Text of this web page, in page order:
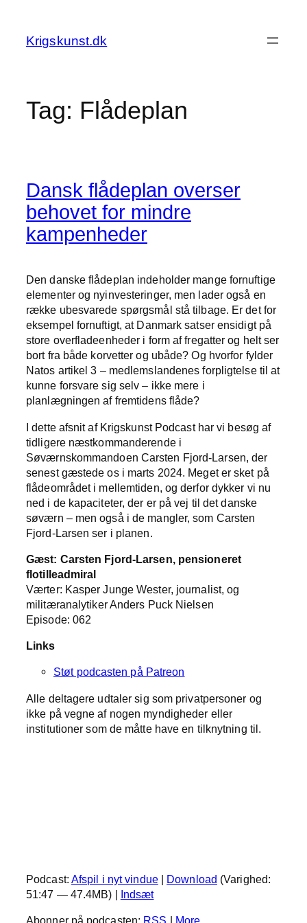
indhold
Krigskunst.dk
Tag: Flådeplan
Dansk flådeplan overser
behovet for mindre
kampenheder
Den danske flådeplan indeholder mange fornuftige
elementer og nyinvesteringer, men lader også en
række ubesvarede spørgsmål stå tilbage. Er det for
eksempel fornuftigt, at Danmark satser ensidigt på
store overfladeenheder i form af fregatter og helt ser
bort fra både korvetter og ubåde? Og hvorfor fylder
Natos artikel 3 – medlemslandenes forpligtelse til at
kunne forsvare sig selv – ikke mere i
planlægningen af fremtidens flåde?
I dette afsnit af Krigskunst Podcast har vi besøg af
tidligere næstkommanderende i
Søværnskommandoen Carsten Fjord-Larsen, der
senest gæstede os i marts 2024. Meget er sket på
flådeområdet i mellemtiden, og derfor dykker vi nu
ned i de kapaciteter, der er på vej til det danske
søværn – men også i de mangler, som Carsten
Fjord-Larsen ser i planen.
Gæst: Carsten Fjord-Larsen, pensioneret
flotilleadmiral
Værter: Kasper Junge Wester, journalist, og
militæranalytiker Anders Puck Nielsen
Episode: 062
Links
Støt podcasten på Patreon
Alle deltagere udtaler sig som privatpersoner og
ikke på vegne af nogen myndigheder eller
institutioner som de måtte have en tilknytning til.
Podcast: Afspil i nyt vindue| Download (Varighed:
51:47 — 47.4MB) | Indsæt